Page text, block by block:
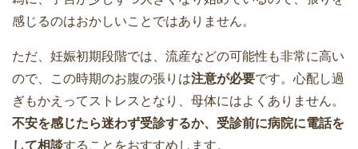
感じるのはおかしいことではありません。
ただ、妊娠初期段階では、流産などの可能性も非常に高い
ので、この時期のお腹の張りは注意が必要です。心配し過
ぎもかえってストレスとなり、母体にはよくありません。
不安を感じたら迷わず受診するか、受診前に病院に電話を
して相談することをおすすめします。